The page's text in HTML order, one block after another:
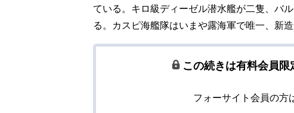
ている。キロ級ディーゼル潜水艦が二隻、バ
る。カスピ海艦隊はいまや露海軍で唯一、新
この続きは有料会員限
フォーサイト会員の方